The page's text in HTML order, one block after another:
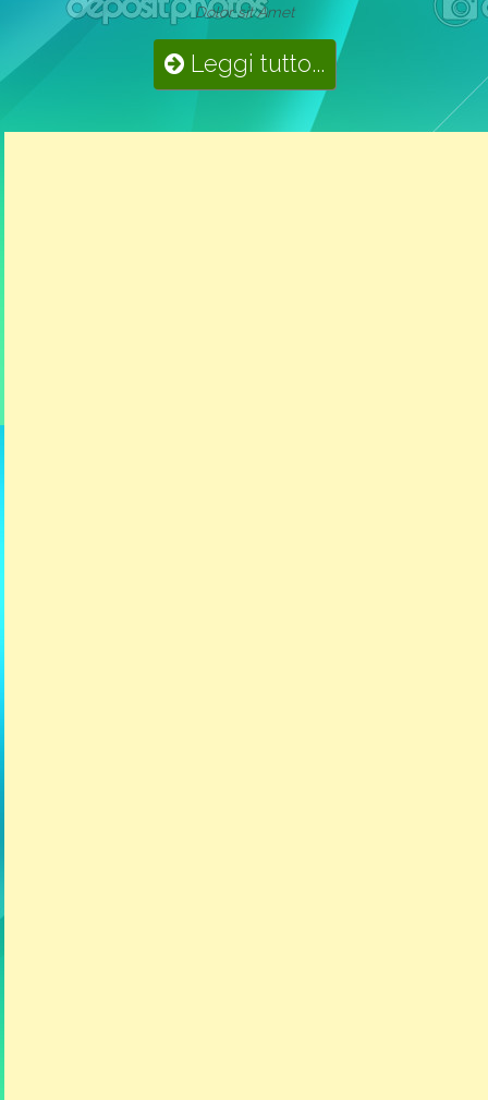
Dolor sit Amet
Leggi tutto...